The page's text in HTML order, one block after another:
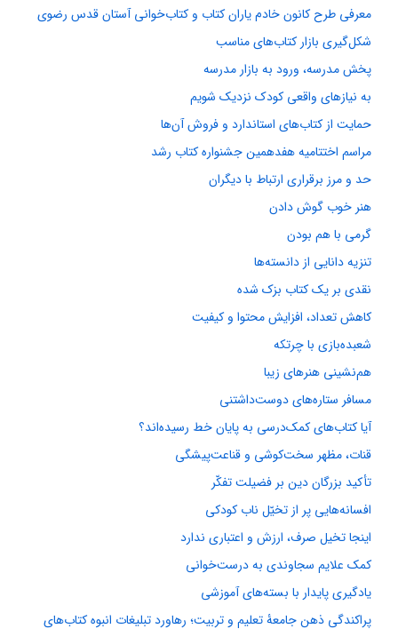
معرفی طرح کانون خادم یاران کتاب و کتاب‌خوانی آستان قدس رضوی
شکل‌گیری بازار کتاب‌های مناسب
پخش مدرسه، ورود به بازار مدرسه
به نیازهای واقعی کودک نزدیک شویم
حمایت از کتاب‌های استاندارد و فروش آن‌ها
مراسم اختتامیه هفدهمین جشنواره کتاب رشد
حد و مرز برقراری ارتباط با دیگران
هنر خوب گوش دادن
گرمی با هم بودن
تنزیه دانایی از دانسته‌ها
نقدی بر یک کتاب بزک شده
کاهش تعداد، افزایش محتوا و کیفیت
شعبده‌بازی با چرتکه
هم‌نشینی هنرهای زیبا
مسافر ستاره‌های دوست‌داشتنی
آیا کتاب‌های کمک‌درسی به پایان خط رسیده‌اند؟
قنات، مظهر سخت‌کوشی و قناعت‌پیشگی
تأکید بزرگان دین بر فضیلت تفکّر
افسانه‌هایی پر از تخیّل ناب کودکی
اینجا تخیل صرف، ارزش و اعتباری ندارد
کمک علایم سجاوندی به درست‌خوانی
یادگیری پایدار با بسته‌های آموزشی
پراکندگی ذهن جامعۀ تعلیم و تربیت؛ رهاورد تبلیغات انبوه کتاب‌های